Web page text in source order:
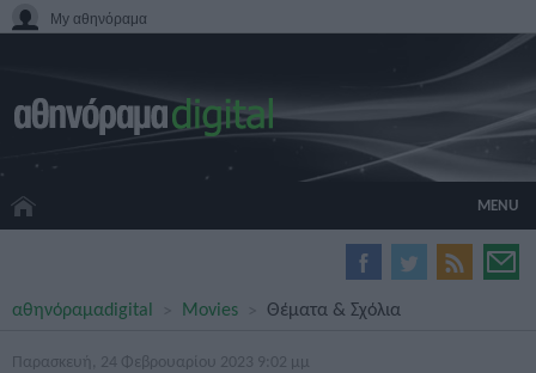
My αθηνόραμα
MENU
HOME CINEMA
GADGETS
αθηνόραμαdigital Movies Θέματα & Σχόλια
Παρασκευή, 24 Φεβρουαρίου 2023 9:02 μμ